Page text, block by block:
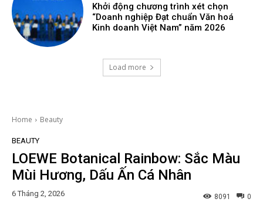
Khởi động chương trình xét chọn
“Doanh nghiệp Đạt chuẩn Văn hoá
Kinh doanh Việt Nam” năm 2026
Load more